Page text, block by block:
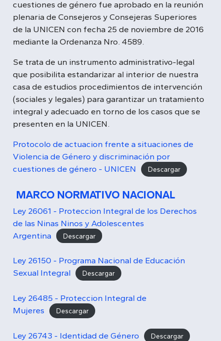
cuestiones de género fue aprobado en la reunión
plenaria de Consejeros y Consejeras Superiores
de la UNICEN con fecha 25 de noviembre de 2016
mediante la Ordenanza Nro. 4589.
Se trata de un instrumento administrativo-legal
que posibilita estandarizar al interior de nuestra
casa de estudios procedimientos de intervención
(sociales y legales) para garantizar un tratamiento
integral y adecuado en torno de los casos que se
presenten en la UNICEN.
Protocolo de actuacion frente a situaciones de
Violencia de Género y discriminación por
cuestiones de género - UNICEN
Descargar
MARCO NORMATIVO NACIONAL
Ley 26061 - Proteccion Integral de los Derechos
de las Ninas Ninos y Adolescentes
Argentina
Descargar
Ley 26150 - Programa Nacional de Educación
Sexual Integral
Descargar
Ley 26485 - Proteccion Integral de
Mujeres
Descargar
Ley 26743 - Identidad de Género Descargar